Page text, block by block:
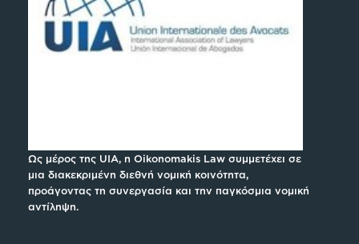
Ως μέρος της UIA, η Oikonomakis Law συμμετέχει σε
μια διακεκριμένη διεθνή νομική κοινότητα,
προάγοντας τη συνεργασία και την παγκόσμια νομική
αντίληψη.